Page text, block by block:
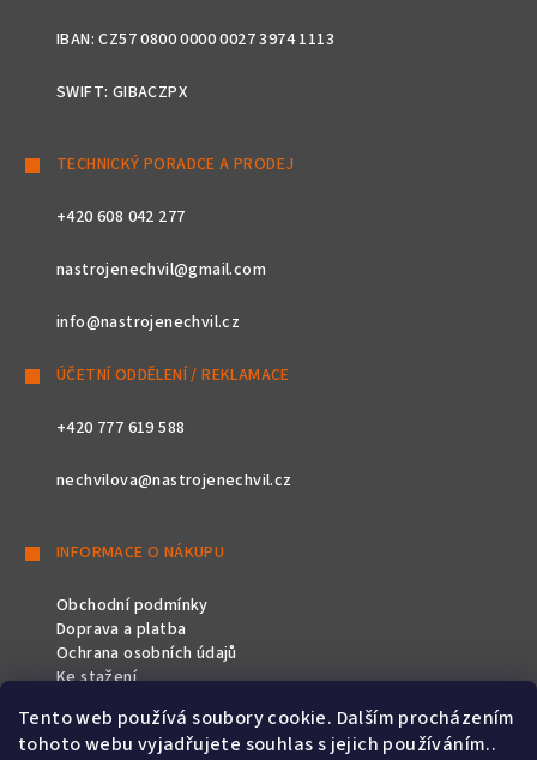
Tento web používá soubory cookie. Dalším procházením
tohoto webu vyjadřujete souhlas s jejich používáním..
IBAN: CZ57 0800 0000 0027 3974 1113
SWIFT: GIBACZPX
TECHNICKÝ PORADCE A PRODEJ
+420 608 042 277
nastrojenechvil@gmail.com
info@nastrojenechvil.cz
ÚČETNÍ ODDĚLENÍ / REKLAMACE
+420 777 619 588
nechvilova@nastrojenechvil.cz
INFORMACE O NÁKUPU
Obchodní podmínky
Doprava a platba
Ochrana osobních údajů
Ke stažení
SLEDUJTE NÁS